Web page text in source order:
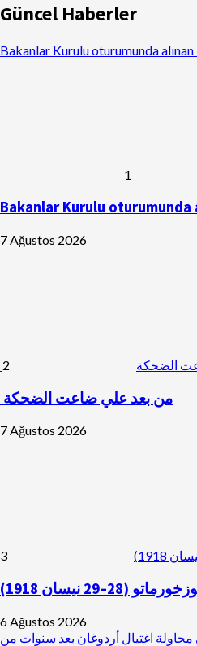
Güncel Haberler
Bakanlar Kurulu oturumunda
1
Bakanlar Kurulu oturumunda
7 Ağustos 2026
الضحكة 2
من بعد علي ضاعت الضحكة
7 Ağustos 2026
3
(28–29 نيسان 1918)
6 Ağustos 2026
اغتيال أردوغان بعد سنوات من